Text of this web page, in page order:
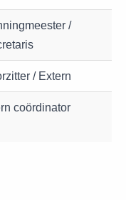
/
/ Extern
coördinator